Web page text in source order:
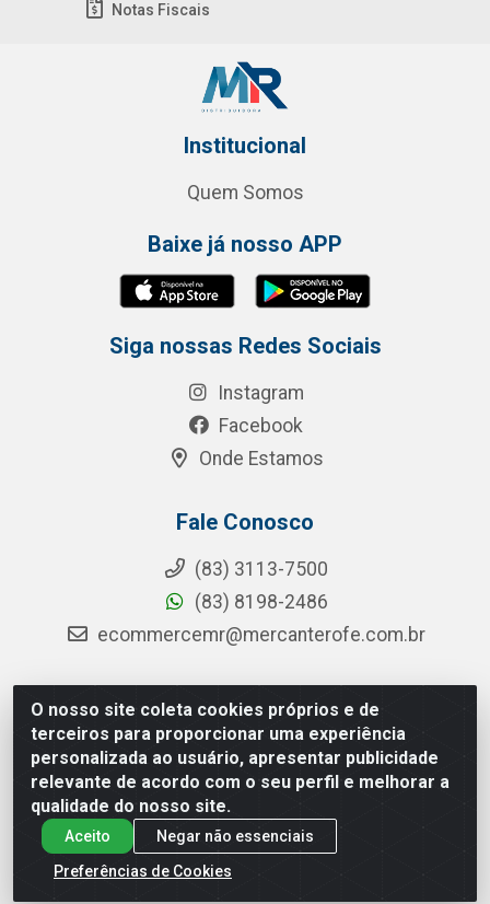
O nosso site coleta cookies próprios e de
terceiros para proporcionar uma experiência
personalizada ao usuário, apresentar publicidade
relevante de acordo com o seu perfil e melhorar a
qualidade do nosso site.
Aceito
Negar não essenciais
Preferências de Cookies
Notas Fiscais
Institucional
Quem Somos
Baixe já nosso APP
Siga nossas Redes Sociais
Instagram
Facebook
Onde Estamos
Fale Conosco
(83) 3113-7500
(83) 8198-2486
ecommercemr@mercanterofe.com.br
MR Distribuidora - Rua Hortêncio Ribeiro de Luna, 3777 -
Distrito Industrial, João Pessoa/PB - CEP 58081-400 -
CNPJ 35.428.312/0001-85